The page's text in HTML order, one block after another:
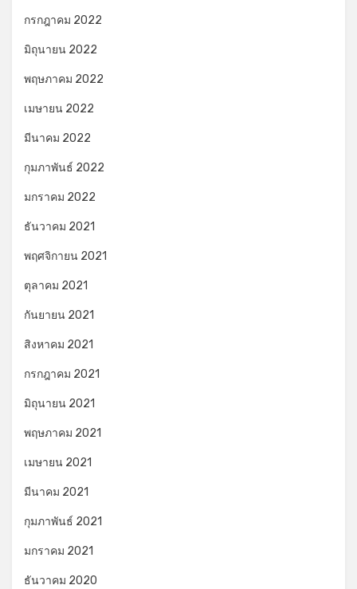
กรกฎาคม 2022
มิถุนายน 2022
พฤษภาคม 2022
เมษายน 2022
มีนาคม 2022
กุมภาพันธ์ 2022
มกราคม 2022
ธันวาคม 2021
พฤศจิกายน 2021
ตุลาคม 2021
กันยายน 2021
สิงหาคม 2021
กรกฎาคม 2021
มิถุนายน 2021
พฤษภาคม 2021
เมษายน 2021
มีนาคม 2021
กุมภาพันธ์ 2021
มกราคม 2021
ธันวาคม 2020